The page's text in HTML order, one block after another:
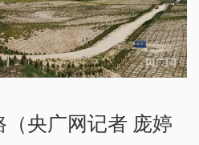
央广网记者 庞婷